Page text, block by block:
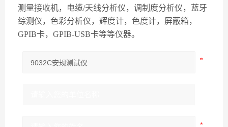
测量接收机，电缆/天线分析仪，调制度分析仪，蓝牙
综测仪，色彩分析仪，辉度计，色度计，屏蔽箱，
GPIB卡，GPIB-USB卡等等仪器。